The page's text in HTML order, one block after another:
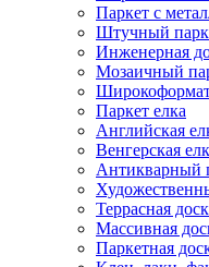
Паркет с
Штучный
Инженерная
Мозаичный
Паркет елка
Английская
Венгерская
Антикварный
Террасная
Массивная
Паркетная